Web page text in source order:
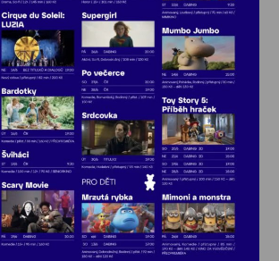
Za kulturou kousek za Humpolec. V Želivě ožije
odkaz Josefa Čapka
13. 7. 2026
Varhanní recitál Michala Novenka v Klášteře
Želiv
3. 7. 2026
Petr Adamec – Malovaný svět
30. 6. 2026